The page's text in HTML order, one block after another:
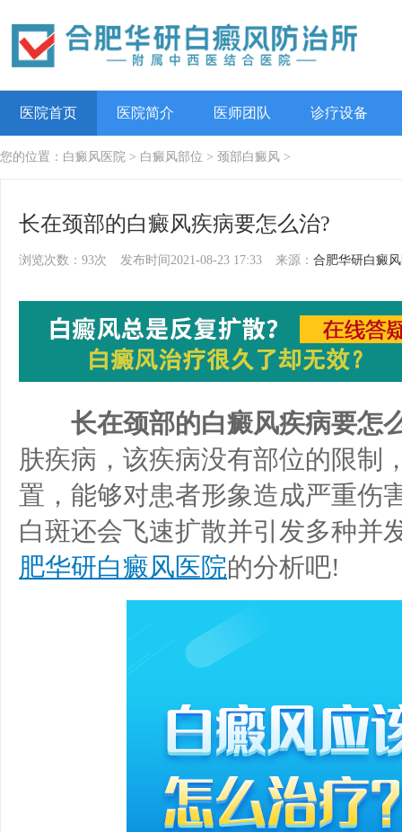
医院首页 医院简介 医师团队 诊疗设备
您的位置： 白癜风医院 > 白癜风部位 > 颈部白癜风 >
长在颈部的白癜风疾病要怎么治?
浏览次数：93次 发布时间2021-08-23 17:33 来源： 合肥华研白癜
长在颈部的白癜风疾病要怎
肤疾病，该疾病没有部位的限制
置，能够对患者形象造成严重伤
白斑还会飞速扩散并引发多种并
肥华研白癜风医院的分析吧!